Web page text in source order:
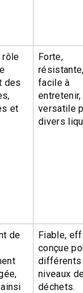
rôle
des
et
Forte,
facile à
entretenir,
versatile
divers
de
Fiable,
conçue
différents
niveaux
déchets.